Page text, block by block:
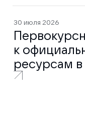
30 июля 2026
к
ресурсам в